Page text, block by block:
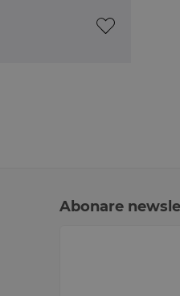
Abonare